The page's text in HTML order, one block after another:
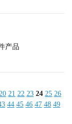
产品
21 22 23 24 25 26
44 45 46 47 48 49